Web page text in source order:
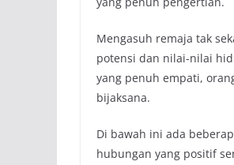
Mengasuh remaja tak
potensi dan nilai-nilai
yang penuh empati,
bijaksana.
Di bawah ini ada
hubungan yang positif